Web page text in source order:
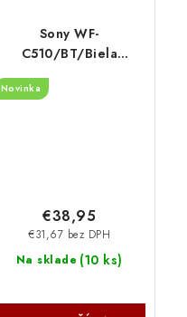
Sony WF-
C510/BT/Biela
WFC510W.CE7
Novinka
Na sklade (10 ks)
€31,67 bez DPH
€38,95